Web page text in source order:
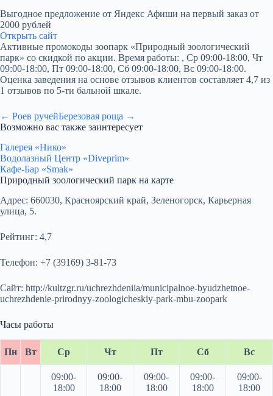
Выгодное предложение от Яндекс Афиши на первый заказ от
2000 рублей
Открыть сайт
Активные промокоды зоопарк «Природный зоологический
парк» со скидкой по акции. Время работы: , Ср 09:00-18:00, Чт
09:00-18:00, Пт 09:00-18:00, Сб 09:00-18:00, Вс 09:00-18:00.
Оценка заведения на основе отзывов клиентов составляет 4,7 из
1 отзывов по 5-ти бальной шкале.
← Роев ручейБерезовая роща →
Возможно вас также заинтересует
Галерея «Нико»
Водолазный Центр «Diveprim»
Кафе-Бар «Smak»
Природный зоологический парк на карте
Адрес: 660030, Красноярский край, Зеленогорск, Карьерная
улица, 5.
Рейтинг: 4,7
Телефон: +7 (39169) 3-81-73
Сайт: http://kultzgr.ru/uchrezhdeniia/municipalnoe-byudzhetnoe-
uchrezhdenie-prirodnyy-zoologicheskiy-park-mbu-zoopark
Часы работы
Пн Вт Ср Чт Пт Сб Вс
09:00-
18:00
09:00-
18:00
09:00-
18:00
09:00-
18:00
09:00-
18:00